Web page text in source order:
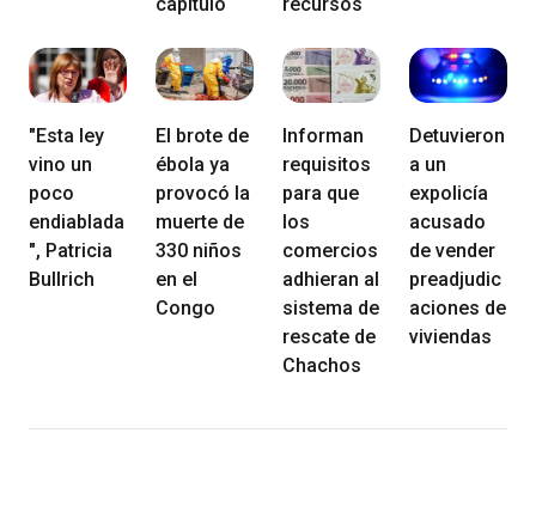
"Esta ley
vino un
poco
endiablada
", Patricia
Bullrich
El brote de
ébola ya
provocó la
muerte de
330 niños
en el
Congo
Informan
requisitos
para que
los
comercios
adhieran al
sistema de
rescate de
Chachos
Detuvieron
a un
expolicía
acusado
de vender
preadjudic
aciones de
viviendas